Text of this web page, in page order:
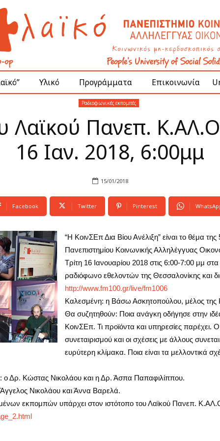
Υλικό Προγράμματα Επικοινωνία
Ραδιοφωνικές εκπομπές
Λαϊκού Πανεπ.
16 Ιαν. 2018, 6:00μμ
15/01/2018
Facebook Twitter Pinterest
“Η ΚοινΣΕπ Δια Βίου Ανέλιξη” είναι το θέμα
Πανεπιστημίου Κοινωνικής Αλληλέγγυας
Τρίτη 16 Ιανουαρίου 2018 στις 6:00-7:00 μμ
ραδιόφωνο εθελοντών της Θεσσαλονίκης και
http://www.fm100.gr/live/fm1006
Καλεσμένη: η Βάσω Ασκητοπούλου, μέλος της
Θα συζητηθούν: Ποια ανάγκη οδήγησε στην
ΚοινΣΕπ. Τι προϊόντα και υπηρεσίες παρέχει.
συνεταιρισμού και οι σχέσεις με άλλους
ευρύτερη κλίμακα. Ποια είναι τα μελλοντικά
ο Δρ. Κώστας Νικολάου και η Δρ. Άσπα Παπαφιλίππου.
Νικολάου και Άννα Βαρελά.
εκπομπών υπάρχει στον ιστότοπο του Λαϊκού Πανεπ.